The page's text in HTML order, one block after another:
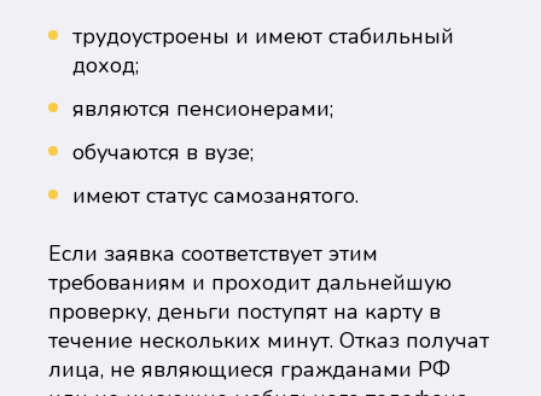
трудоустроены и имеют стабильный
доход;
являются пенсионерами;
обучаются в вузе;
имеют статус самозанятого.
Если заявка соответствует этим
требованиям и проходит дальнейшую
проверку, деньги поступят на карту в
течение нескольких минут. Отказ получат
лица, не являющиеся гражданами РФ